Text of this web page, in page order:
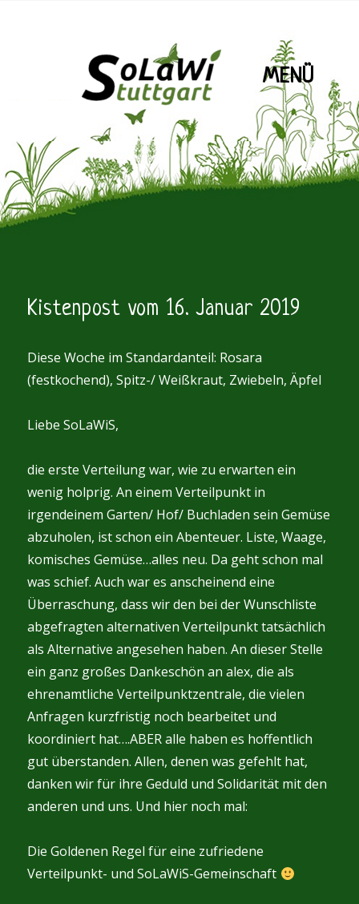
SoLaWiS
MENÜ
Kistenpost vom 16. Januar 2019
Diese Woche im Standardanteil: Rosara
(festkochend), Spitz-/ Weißkraut, Zwiebeln, Äpfel
Liebe SoLaWiS,
die erste Verteilung war, wie zu erwarten ein
wenig holprig. An einem Verteilpunkt in
irgendeinem Garten/ Hof/ Buchladen sein Gemüse
abzuholen, ist schon ein Abenteuer. Liste, Waage,
komisches Gemüse…alles neu. Da geht schon mal
was schief. Auch war es anscheinend eine
Überraschung, dass wir den bei der Wunschliste
abgefragten alternativen Verteilpunkt tatsächlich
als Alternative angesehen haben. An dieser Stelle
ein ganz großes Dankeschön an alex, die als
ehrenamtliche Verteilpunktzentrale, die vielen
Anfragen kurzfristig noch bearbeitet und
koordiniert hat….ABER alle haben es hoffentlich
gut überstanden. Allen, denen was gefehlt hat,
danken wir für ihre Geduld und Solidarität mit den
anderen und uns. Und hier noch mal:
Die Goldenen Regel für eine zufriedene
Verteilpunkt- und SoLaWiS-Gemeinschaft